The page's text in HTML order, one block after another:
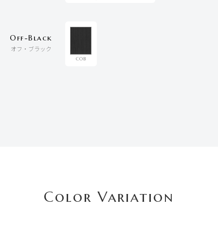
Off-Black
オフ・ブラック
COB
Color Variation